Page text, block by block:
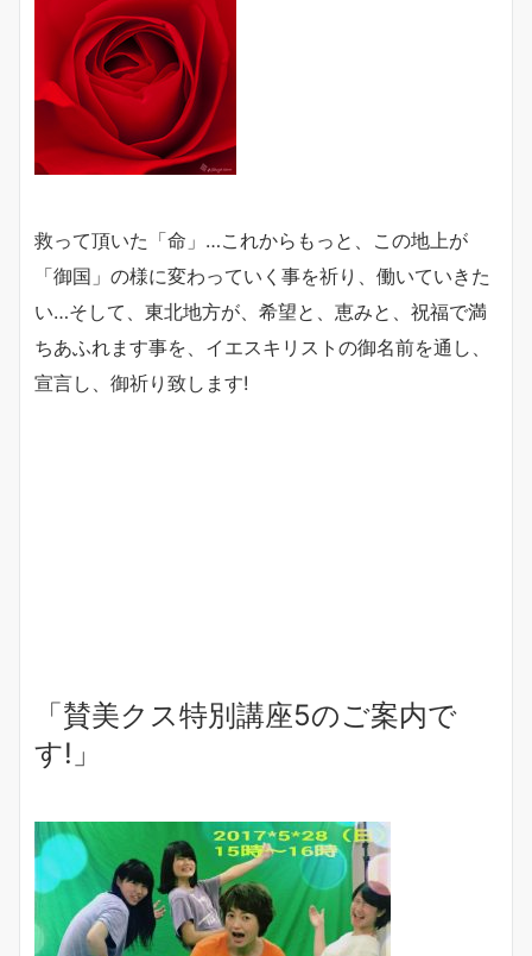
救って頂いた「命」…これからもっと、この地上が
「御国」の様に変わっていく事を祈り、働いていきた
い…そして、東北地方が、希望と、恵みと、祝福で満
ちあふれます事を、イエスキリストの御名前を通し、
宣言し、御祈り致します!
「賛美クス特別講座5のご案内で
す!」